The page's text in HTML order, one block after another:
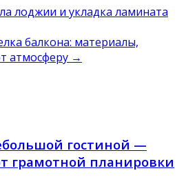
лоджии и укладка ламината
балкона: материалы,
атмосферу →
гостиной —
грамотной планировки